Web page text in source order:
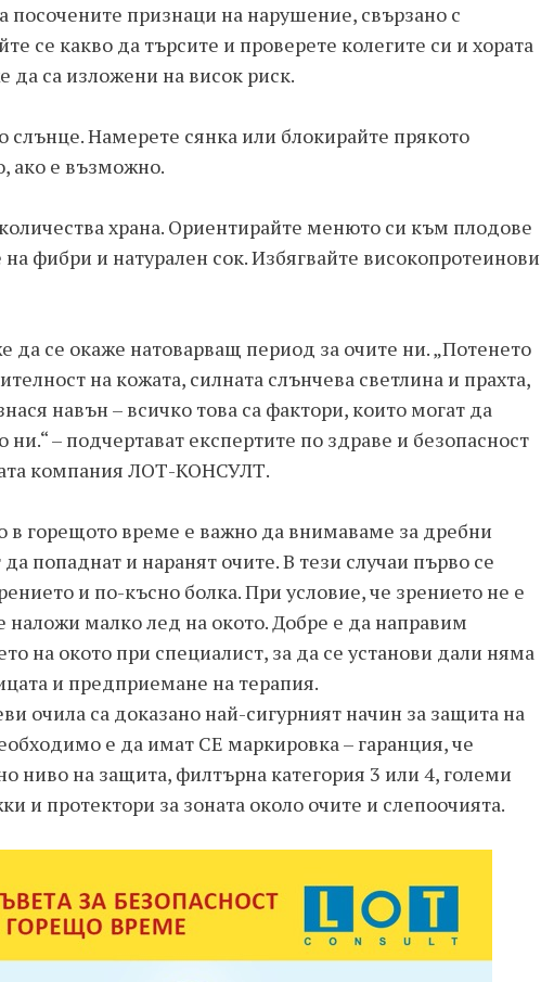
посочените признаци на нарушение, свързано с
се какво да търсите и проверете колегите си и хората
да са изложени на висок риск.
слънце. Намерете сянка или блокирайте прякото
ако е възможно.
храна. Ориентирайте менюто си към плодове
фибри и натурален сок. Избягвайте високопротеинови
се окаже натоварващ период за очите ни. „Потенето
на кожата, силната слънчева светлина и прахта,
навън – всичко това са фактори, които могат да
ни.“ – подчертават експертите по здраве и безопасност
компания ЛОТ-КОНСУЛТ.
в горещото време е важно да внимаваме за дребни
попаднат и наранят очите. В тези случаи първо се
и по-късно болка. При условие, че зрението не е
наложи малко лед на окото. Добре е да направим
на окото при специалист, за да се установи дали няма
и предприемане на терапия.
очила са доказано най-сигурният начин за защита на
е да имат CE маркировка – гаранция, че
ниво на защита, филтърна категория 3 или 4, големи
и протектори за зоната около очите и слепоочията.